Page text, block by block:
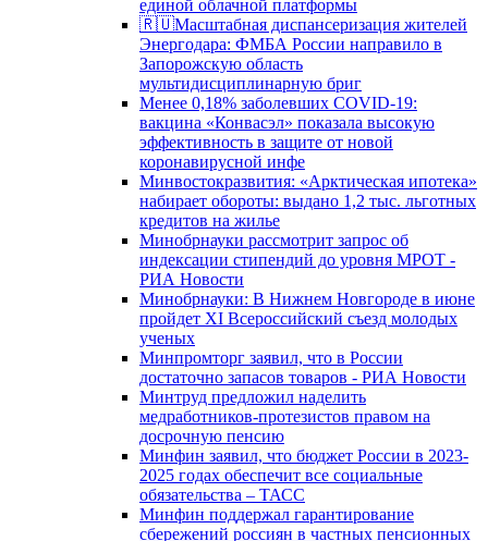
единой облачной платформы
🇷🇺Масштабная диспансеризация жителей
Энергодара: ФМБА России направило в
Запорожскую область
мультидисциплинарную бриг
Менее 0,18% заболевших COVID-19:
вакцина «Конвасэл» показала высокую
эффективность в защите от новой
коронавирусной инфе
Минвостокразвития: «Арктическая ипотека»
набирает обороты: выдано 1,2 тыс. льготных
кредитов на жилье
Минобрнауки рассмотрит запрос об
индексации стипендий до уровня МРОТ -
РИА Новости
Минобрнауки: В Нижнем Новгороде в июне
пройдет XI Всероссийский съезд молодых
ученых
Минпромторг заявил, что в России
достаточно запасов товаров - РИА Новости
Минтруд предложил наделить
медработников-протезистов правом на
досрочную пенсию
Минфин заявил, что бюджет России в 2023-
2025 годах обеспечит все социальные
обязательства – ТАСС
Минфин поддержал гарантирование
сбережений россиян в частных пенсионных